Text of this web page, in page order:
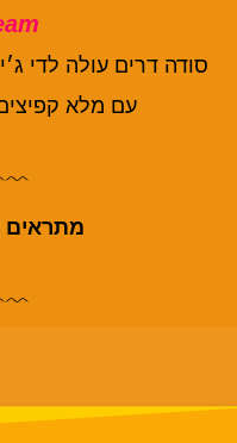
סודה דרים עולה לדי
עם מלא